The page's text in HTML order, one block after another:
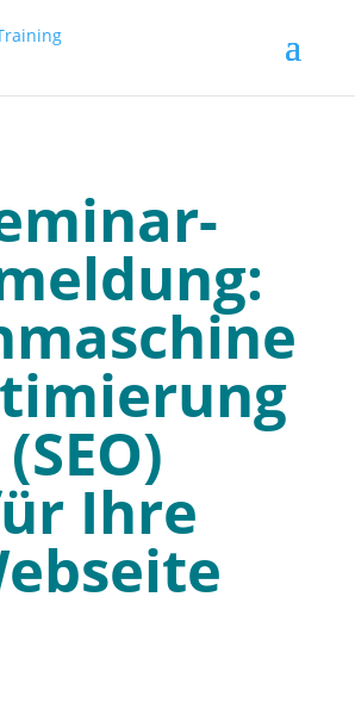
(SEO)
Ihre